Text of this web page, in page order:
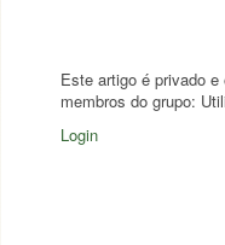
Este artigo é privado
membros do grupo:
Login